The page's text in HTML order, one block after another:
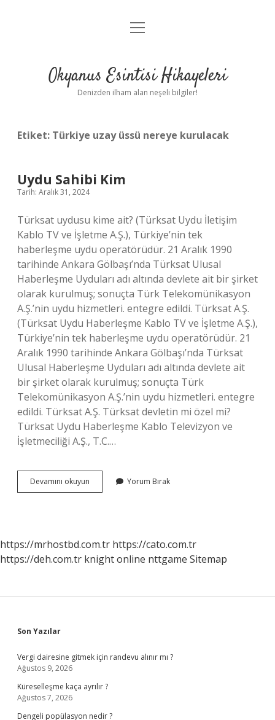
Anasayfa
Yasal Uyarı
menüyü
Okyanus Esintisi Hikayeleri
Denizden ilham alan neşeli bilgiler!
Etiket: Türkiye uzay üssü nereye kurulacak
Uydu Sahibi Kim
Tarih: Aralık 31, 2024
Türksat uydusu kime ait? (Türksat Uydu İletişim
Kablo TV ve İşletme A.Ş.), Türkiye’nin tek
haberleşme uydu operatörüdür. 21 Aralık 1990
tarihinde Ankara Gölbaşı’nda Türksat Ulusal
Haberleşme Uyduları adı altında devlete ait bir şirket
olarak kurulmuş; sonuçta Türk Telekomünikasyon
A.Ş.’nin uydu hizmetleri. entegre edildi. Türksat A.Ş.
(Türksat Uydu Haberleşme Kablo TV ve İşletme A.Ş.),
Türkiye’nin tek haberleşme uydu operatörüdür. 21
Aralık 1990 tarihinde Ankara Gölbaşı’nda Türksat
Ulusal Haberleşme Uyduları adı altında devlete ait
bir şirket olarak kurulmuş; sonuçta Türk
Telekomünikasyon A.Ş.’nin uydu hizmetleri. entegre
edildi. Türksat A.Ş. Türksat devletin mi özel mi?
Türksat Uydu Haberleşme Kablo Televizyon ve
İşletmeciliği A.Ş., T.C.…
Devamını okuyun
Sahibi
Yorum Bırak
https://mrhostbd.com.tr https://cato.com.tr
https://deh.com.tr knight online nttgame Sitemap
Sidebar
Son Yazılar
Vergi dairesine gitmek için randevu alınır mı ?
Ağustos 9, 2026
Küreselleşme kaça ayrılır ?
Ağustos 7, 2026
Dengeli popülasyon nedir ?